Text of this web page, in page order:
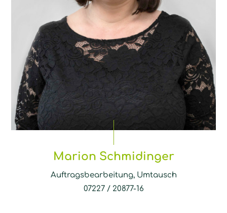
Marion Schmidinger
Auftragsbearbeitung, Umtausch
07227 / 20877-16